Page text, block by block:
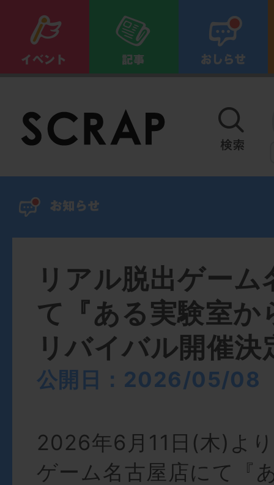
リアル脱出ゲーム
て『ある実験室か
リバイバル開催決
公開日：2026/05/08
2026年6月11日(木)よ
ゲーム名古屋店にて『